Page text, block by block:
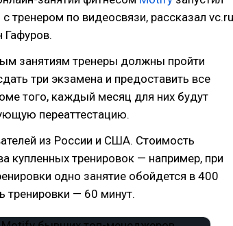
тренером по видеосвязи, рассказал vc.ru
Гафуров.
занятиям тренеры должны пройти
три экзамена и предоставить все
того, каждый месяц для них будут
переаттестацию.
из России и США. Стоимость
купленных тренировок — например, при
одно занятие обойдется в 400
тренировки — 60 минут.